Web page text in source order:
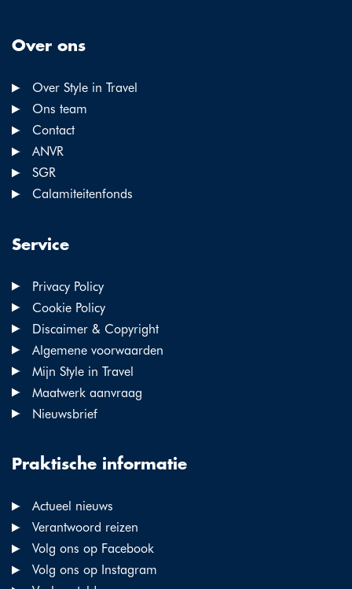
Over ons
Over Style in Travel
Ons team
Contact
ANVR
SGR
Calamiteitenfonds
Service
Privacy Policy
Cookie Policy
Discaimer & Copyright
Algemene voorwaarden
Mijn Style in Travel
Maatwerk aanvraag
Nieuwsbrief
Praktische informatie
Actueel nieuws
Verantwoord reizen
Volg ons op Facebook
Volg ons op Instagram